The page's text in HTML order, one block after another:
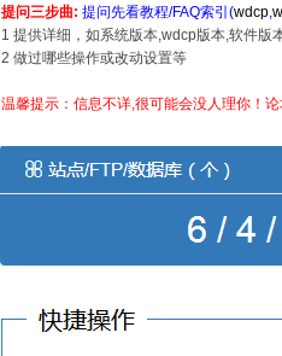
提问三步曲: 提问先看教程/FAQ索引(wdcp,
1 提供详细，如系统版本,wdcp版本,软件版
2 做过哪些操作或改动设置等
温馨提示：信息不详,很可能会没人理你！